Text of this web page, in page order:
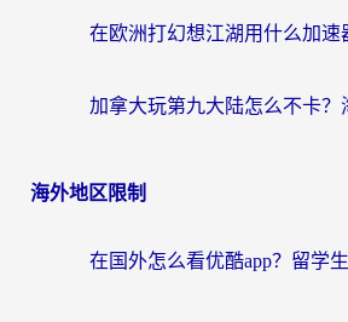
海外地区限制